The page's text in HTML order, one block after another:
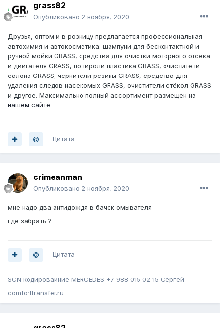
grass82
Опубликовано 2 ноября, 2020
Друзья, оптом и в розницу предлагается профессиональная
автохимия и автокосметика: шампуни для бесконтактной и
ручной мойки GRASS, средства для очистки моторного отсека
и двигателя GRASS, полироли пластика GRASS, очистители
салона GRASS, чернители резины GRASS, средства для
удаления следов насекомых GRASS, очистители стёкол GRASS
и другое. Максимально полный ассортимент размещен на
нашем сайте
Цитата
crimeanman
Опубликовано 2 ноября, 2020
мне надо два антидождя в бачек омывателя
где забрать ?
Цитата
SCN кодироваиние MERCEDES +7 988 015 02 15 Сергей
comforttransfer.ru